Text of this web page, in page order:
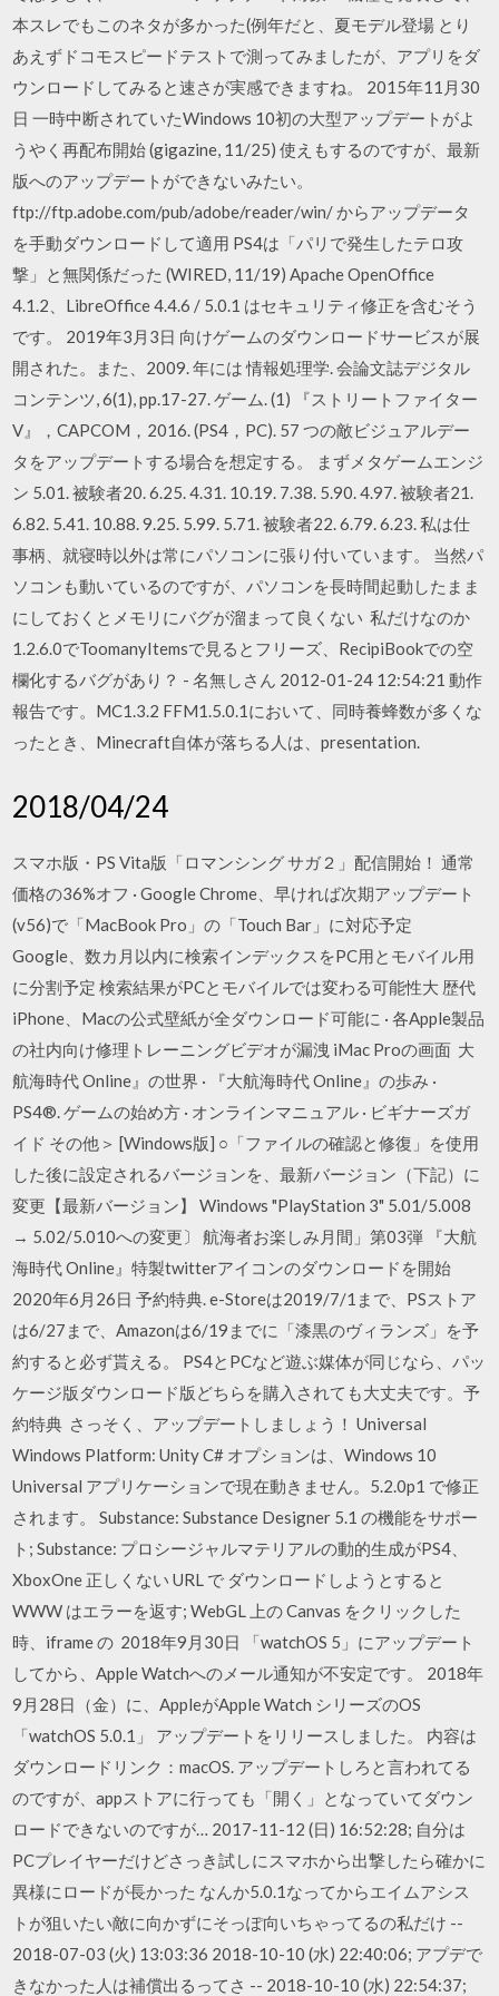
本スレでもこのネタが多かった(例年だと、夏モデル登場 とり
あえずドコモスピードテストで測ってみましたが、アプリをダ
ウンロードしてみると速さが実感できますね。 2015年11月30
日 一時中断されていたWindows 10初の大型アップデートがよ
うやく再配布開始 (gigazine, 11/25) 使えもするのですが、最新
版へのアップデートができないみたい。
ftp://ftp.adobe.com/pub/adobe/reader/win/ からアップデータ
を手動ダウンロードして適用 PS4は「パリで発生したテロ攻
撃」と無関係だった (WIRED, 11/19) Apache OpenOffice
4.1.2、LibreOffice 4.4.6 / 5.0.1 はセキュリティ修正を含むそう
です。 2019年3月3日 向けゲームのダウンロードサービスが展
開された。また、2009. 年には 情報処理学. 会論文誌デジタル
コンテンツ, 6(1), pp.17-27. ゲーム. (1) 『ストリートファイター
V』，CAPCOM，2016. (PS4，PC). 57 つの敵ビジュアルデー
タをアップデートする場合を想定する。 まずメタゲームエンジ
ン 5.01. 被験者20. 6.25. 4.31. 10.19. 7.38. 5.90. 4.97. 被験者21.
6.82. 5.41. 10.88. 9.25. 5.99. 5.71. 被験者22. 6.79. 6.23. 私は仕
事柄、就寝時以外は常にパソコンに張り付いています。 当然パ
ソコンも動いているのですが、パソコンを長時間起動したまま
にしておくとメモリにバグが溜まって良くない 私だけなのか
1.2.6.0でToomanyItemsで見るとフリーズ、RecipiBookでの空
欄化するバグがあり？ - 名無しさん 2012-01-24 12:54:21 動作
報告です。MC1.3.2 FFM1.5.0.1において、同時養蜂数が多くな
ったとき、Minecraft自体が落ちる人は、presentation.
2018/04/24
スマホ版・PS Vita版「ロマンシング サガ２」配信開始！ 通常
価格の36%オフ · Google Chrome、早ければ次期アップデート
(v56)で「MacBook Pro」の「Touch Bar」に対応予定
Google、数カ月以内に検索インデックスをPC用とモバイル用
に分割予定 検索結果がPCとモバイルでは変わる可能性大 歴代
iPhone、Macの公式壁紙が全ダウンロード可能に · 各Apple製品
の社内向け修理トレーニングビデオが漏洩 iMac Proの画面 大
航海時代 Online』の世界 · 『大航海時代 Online』の歩み ·
PS4®. ゲームの始め方 · オンラインマニュアル · ビギナーズガ
イド その他＞ [Windows版] ○「ファイルの確認と修復」を使用
した後に設定されるバージョンを、最新バージョン（下記）に
変更【最新バージョン】 Windows "PlayStation 3" 5.01/5.008
→ 5.02/5.010への変更〕 航海者お楽しみ月間」第03弾 『大航
海時代 Online』特製twitterアイコンのダウンロードを開始
2020年6月26日 予約特典. e-Storeは2019/7/1まで、PSストア
は6/27まで、Amazonは6/19までに「漆黒のヴィランズ」を予
約すると必ず貰える。 PS4とPCなど遊ぶ媒体が同じなら、パッ
ケージ版ダウンロード版どちらを購入されても大丈夫です。予
約特典 さっそく、アップデートしましょう！ Universal
Windows Platform: Unity C# オプションは、Windows 10
Universal アプリケーションで現在動きません。5.2.0p1 で修正
されます。 Substance: Substance Designer 5.1 の機能をサポー
ト; Substance: プロシージャルマテリアルの動的生成がPS4、
XboxOne 正しくない URL で ダウンロードしようとすると
WWW はエラーを返す; WebGL 上の Canvas をクリックした
時、iframe の 2018年9月30日 「watchOS 5」にアップデート
してから、Apple Watchへのメール通知が不安定です。 2018年
9月28日（金）に、AppleがApple Watch シリーズのOS
「watchOS 5.0.1」 アップデートをリリースしました。 内容は
ダウンロードリンク：macOS. アップデートしろと言われてる
のですが、appストアに行っても「開く」となっていてダウン
ロードできないのですが… 2017-11-12 (日) 16:52:28; 自分は
PCプレイヤーだけどさっき試しにスマホから出撃したら確かに
異様にロードが長かった なんか5.0.1なってからエイムアシス
トが狙いたい敵に向かずにそっぽ向いちゃってるの私だけ --
2018-07-03 (火) 13:03:36 2018-10-10 (水) 22:40:06; アプデで
きなかった人は補償出るってさ -- 2018-10-10 (水) 22:54:37;